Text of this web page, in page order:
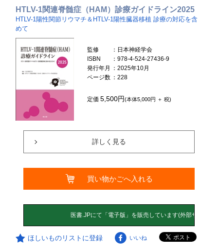
HTLV-1関連脊髄症（HAM）診療ガイドライン2025
HTLV-1陽性関節リウマチ＆HTLV-1陽性臓器移植 診療の対応を含
めて
監修
：日本神経学会
ISBN
：978-4-524-27436-9
発行年月
：2025年10月
ページ数 ：228
定価5,500円(本体5,000円 ＋ 税)
詳しく見る
買い物かごへ入れる
ほしいものリストに登録 いいね